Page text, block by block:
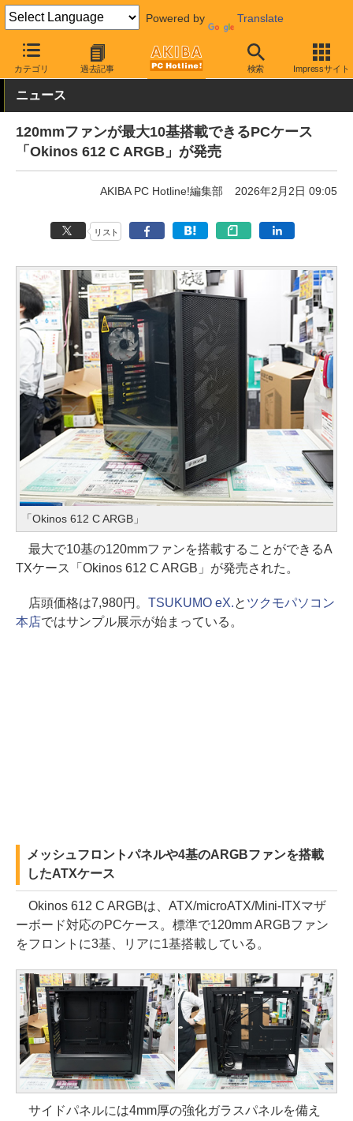
Powered by Translate
カテゴリ 過去記事 検索 Impressサイト
AKIBA PC Hotline! PCパーツ PCケース タワー型
ニュース
120mmファンが最大10基搭載できるPCケース
「Okinos 612 C ARGB」が発売
AKIBA PC Hotline!編集部 2026年2月2日 09:05
リスト
「Okinos 612 C ARGB」
最大で10基の120mmファンを搭載することができるA
TXケース「Okinos 612 C ARGB」が発売された。
店頭価格は7,980円。 TSUKUMO eX.と ツクモパソコン
本店ではサンプル展示が始まっている。
メッシュフロントパネルや4基のARGBファンを搭載
したATXケース
Okinos 612 C ARGBは、ATX/microATX/Mini-ITXマザ
ーボード対応のPCケース。標準で120mm ARGBファン
をフロントに3基、リアに1基搭載している。
サイドパネルには4mm厚の強化ガラスパネルを備え